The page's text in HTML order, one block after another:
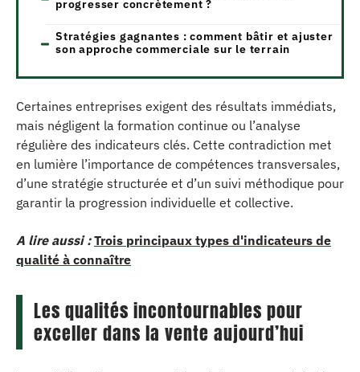
progresser concrètement ?
Stratégies gagnantes : comment bâtir et ajuster
son approche commerciale sur le terrain
Certaines entreprises exigent des résultats immédiats,
mais négligent la formation continue ou l’analyse
régulière des indicateurs clés. Cette contradiction met
en lumière l’importance de compétences transversales,
d’une stratégie structurée et d’un suivi méthodique pour
garantir la progression individuelle et collective.
A lire aussi : Trois principaux types d'indicateurs de
qualité à connaître
Les qualités incontournables pour
exceller dans la vente aujourd’hui